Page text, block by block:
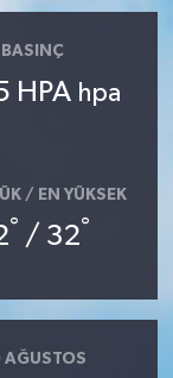
BASINÇ
HPA hpa
/ EN YÜKSEK
° / 32°
AĞUSTOS